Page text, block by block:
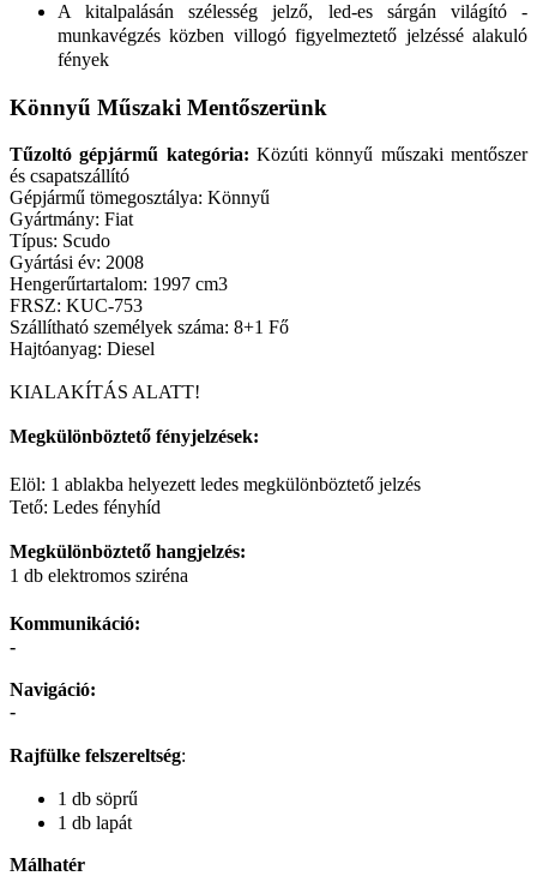
A kitalpalásán szélesség jelző, led-es sárgán világító -
munkavégzés közben villogó figyelmeztető jelzéssé alakuló
fények
Könnyű Műszaki Mentőszerünk
Tűzoltó gépjármű kategória: Közúti könnyű műszaki mentőszer
és csapatszállító
Gépjármű tömegosztálya: Könnyű
Gyártmány: Fiat
Típus: Scudo
Gyártási év: 2008
Hengerűrtartalom: 1997 cm3
FRSZ: KUC-753
Szállítható személyek száma: 8+1 Fő
Hajtóanyag: Diesel
KIALAKÍTÁS ALATT!
Megkülönböztető fényjelzések:
Elöl: 1 ablakba helyezett ledes megkülönböztető jelzés
Tető: Ledes fényhíd
Megkülönböztető hangjelzés:
1 db elektromos sziréna
Kommunikáció:
-
Navigáció:
-
Rajfülke felszereltség:
1 db söprű
1 db lapát
Málhatér